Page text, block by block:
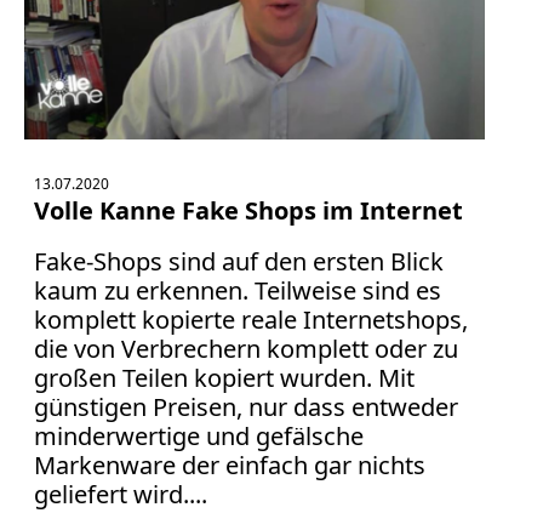
13.07.2020
Volle Kanne Fake Shops im Internet
Fake-Shops sind auf den ersten Blick
kaum zu erkennen. Teilweise sind es
komplett kopierte reale Internetshops,
die von Verbrechern komplett oder zu
großen Teilen kopiert wurden. Mit
günstigen Preisen, nur dass entweder
minderwertige und gefälsche
Markenware der einfach gar nichts
geliefert wird....